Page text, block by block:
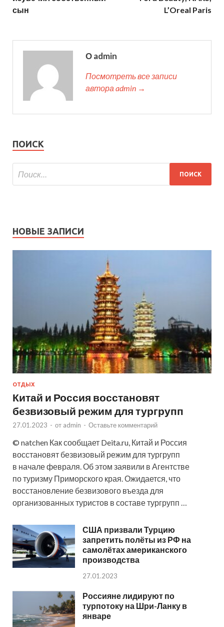
сын
L’Oreal Paris
О admin
Посмотреть все записи
автора admin →
ПОИСК
НОВЫЕ ЗАПИСИ
ОТДЫХ
Китай и Россия восстановят
безвизовый режим для тургрупп
27.01.2023 - от admin - Оставьте комментарий
© natchen Как сообщает Deita.ru, Китай и Россия
восстановят безвизовый режим для тургрупп
в начале февраля. Об этом заявили в Агентстве
по туризму Приморского края. Ожидается, что
восстановление безвизового въезда для
организованных туристов в составе тургрупп …
США призвали Турцию
запретить полёты из РФ на
самолётах американского
производства
27.01.2023
Россияне лидируют по
турпотоку на Шри-Ланку в
январе